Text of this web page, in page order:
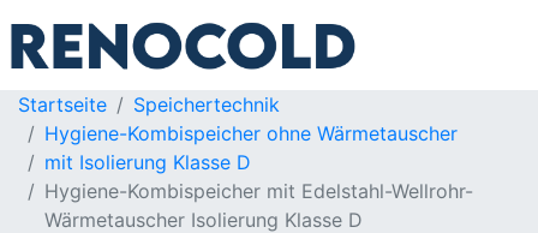
Startseite
Speichertechnik
Hygiene-Kombispeicher ohne Wärmetauscher
mit Isolierung Klasse D
Hygiene-Kombispeicher mit Edelstahl-Wellrohr-
Wärmetauscher Isolierung Klasse D